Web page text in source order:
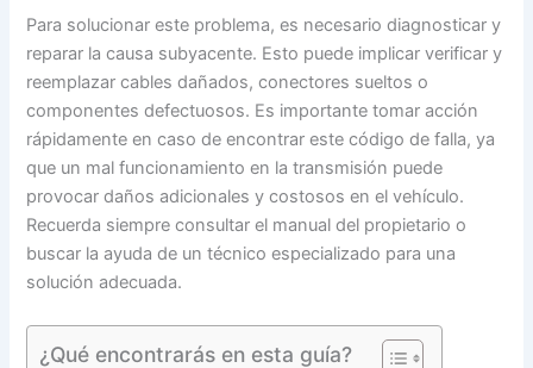
Para solucionar este problema, es necesario diagnosticar y
reparar la causa subyacente. Esto puede implicar verificar y
reemplazar cables dañados, conectores sueltos o
componentes defectuosos. Es importante tomar acción
rápidamente en caso de encontrar este código de falla, ya
que un mal funcionamiento en la transmisión puede
provocar daños adicionales y costosos en el vehículo.
Recuerda siempre consultar el manual del propietario o
buscar la ayuda de un técnico especializado para una
solución adecuada.
¿Qué encontrarás en esta guía?